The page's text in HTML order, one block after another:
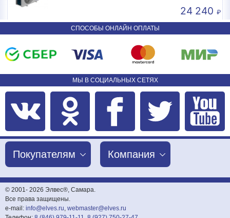
24 240
СПОСОБЫ ОНЛАЙН ОПЛАТЫ
МЫ В СОЦИАЛЬНЫХ СЕТЯХ
Покупателям Компания
© 2001- 2026 Элвес®, Самара.
Все права защищены.
e-mail: info@elves.ru, webmaster@elves.ru